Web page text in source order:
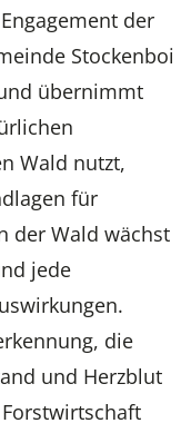
der
Stockenboi
übernimmt
Wald nutzt,
für
der Wald wächst
jede
die
und Herzblut